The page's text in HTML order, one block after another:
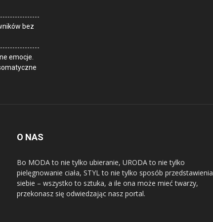
bez
emocje.
O NAS
Bo MODA to nie tylko ubieranie, URODA to nie tylko
pielęgnowanie ciała, STYL to nie tylko sposób przedstawienia
siebie – wszystko to sztuka, a ile ona może mieć twarzy,
przekonasz się odwiedzając nasz portal.